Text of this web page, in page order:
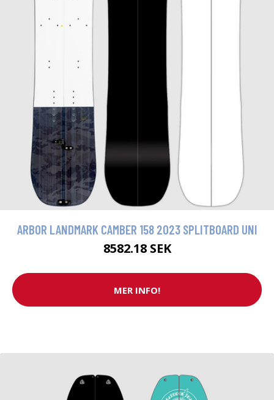
ARBOR LANDMARK CAMBER 158 2023 SPLITBOARD UNI
8582.18 SEK
MER INFO!